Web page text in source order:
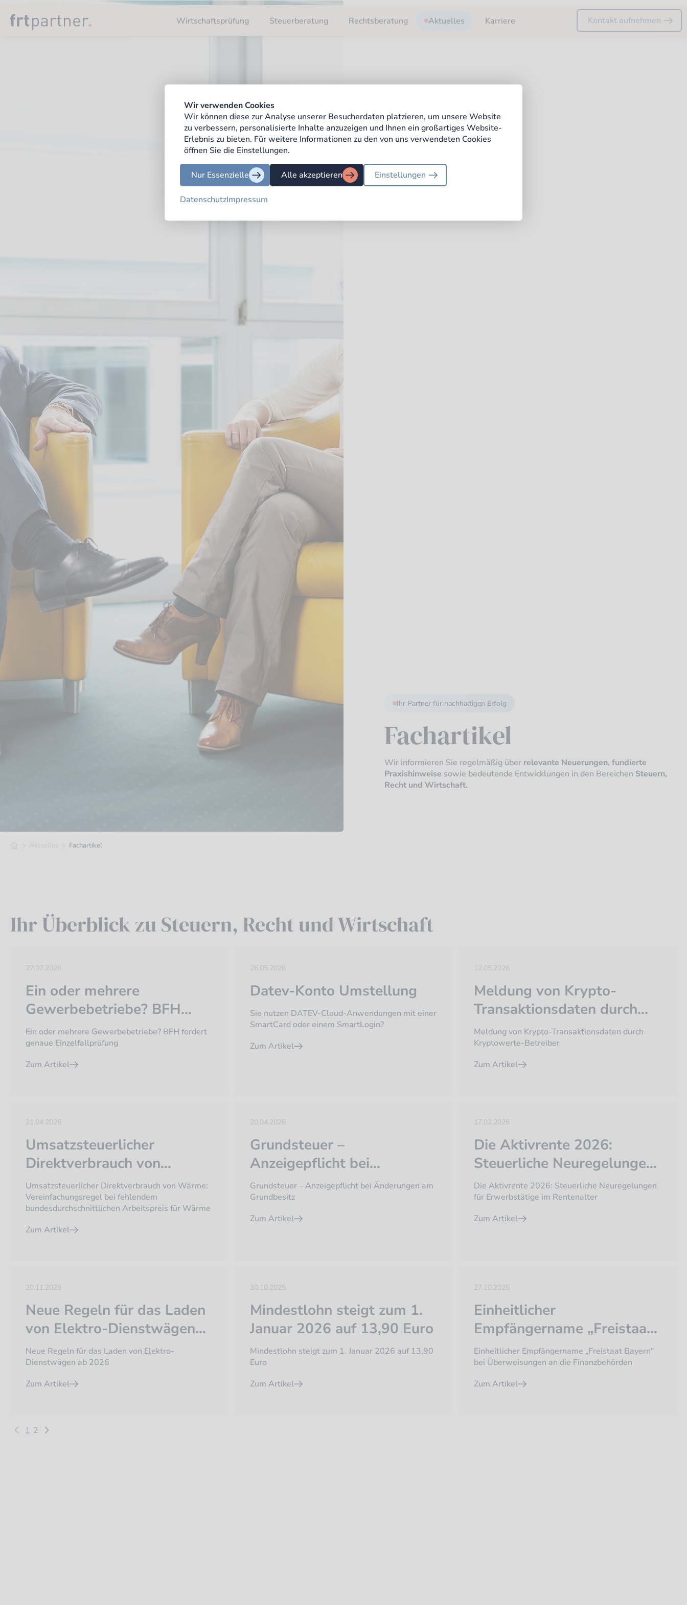
Wir verwenden Cookies
Wir können diese zur Analyse unserer Besucherdaten platzieren, um unsere Website
zu verbessern, personalisierte Inhalte anzuzeigen und Ihnen ein großartiges Website-
Erlebnis zu bieten. Für weitere Informationen zu den von uns verwendeten Cookies
öffnen Sie die Einstellungen.
Alle akzeptieren
Nur Essenzielle Einstellungen
DatenschutzImpressum
Wirtschaftsprüfung Steuerberatung Rechtsberatung Aktuelles Karriere Kontakt aufnehmen
Ihr Partner für nachhaltigen Erfolg
Fachartikel
Wir informieren Sie regelmäßig über relevante Neuerungen, fundierte
Praxishinweise sowie bedeutende Entwicklungen in den Bereichen Steuern,
Recht und Wirtschaft.
Fachartikel
Ihr Überblick zu Steuern, Recht und Wirtschaft
27.07.2026
Ein oder mehrere
Gewerbebetriebe? BFH
fordert genaue
Einzelfallprüfung
Ein oder mehrere Gewerbebetriebe? BFH fordert
genaue Einzelfallprüfung
Zum Artikel
26.05.2026
Datev-Konto Umstellung
Sie nutzen DATEV-Cloud-Anwendungen mit einer
SmartCard oder einem SmartLogin?
Zum Artikel
12.05.2026
Meldung von Krypto-
Transaktionsdaten durch
Kryptowerte-Betreiber
Meldung von Krypto-Transaktionsdaten durch
Kryptowerte-Betreiber
Zum Artikel
21.04.2026
Umsatzsteuerlicher
Direktverbrauch von
Wärme:
Vereinfachungsregel bei
bundesdurchschnittlichen
Umsatzsteuerlicher Direktverbrauch von Wärme:
Vereinfachungsregel bei fehlendem
bundesdurchschnittlichen Arbeitspreis für Wärme
Zum Artikel
20.04.2026
Grundsteuer –
Anzeigepflicht bei
Änderungen am
Grundbesitz
Grundsteuer – Anzeigepflicht bei Änderungen am
Grundbesitz
Zum Artikel
17.02.2026
Die Aktivrente 2026:
Steuerliche Neuregelungen
für Erwerbstätige im
Rentenalter
Die Aktivrente 2026: Steuerliche Neuregelungen
für Erwerbstätige im Rentenalter
Zum Artikel
20.11.2025
Neue Regeln für das Laden
von Elektro-Dienstwägen
ab 2026
Neue Regeln für das Laden von Elektro-
Dienstwägen ab 2026
Zum Artikel
30.10.2025
Mindestlohn steigt zum 1.
Januar 2026 auf 13,90 Euro
Mindestlohn steigt zum 1. Januar 2026 auf 13,90
Euro
Zum Artikel
27.10.2025
Einheitlicher
Empfängername „Freistaat
Bayern“ bei Überweisungen
an die Finanzbehörden
Einheitlicher Empfängername „Freistaat Bayern“
bei Überweisungen an die Finanzbehörden
Zum Artikel
1 2